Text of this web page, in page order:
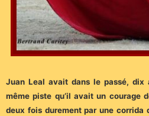
Juan Leal avait dans le passé, dix
même piste qu’il avait un courage
deux fois durement par une corrida